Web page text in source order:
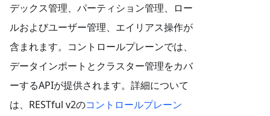
デックス管理、パーティション管理、ロー
ルおよびユーザー管理、エイリアス操作が
含まれます。コントロールプレーンでは、
データインポートとクラスター管理をカバ
ーするAPIが提供されます。詳細について
は、RESTful v2のコントロールプレーン